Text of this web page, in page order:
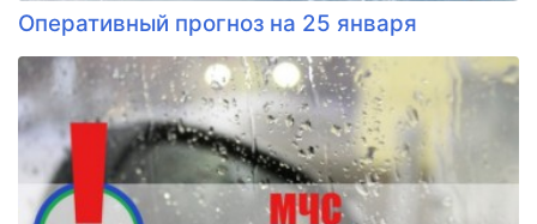
Оперативный прогноз на 25 января